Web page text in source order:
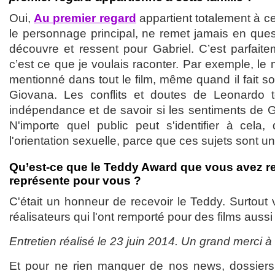
Oui, Au premier regard appartient totalement à
le personnage principal, ne remet jamais en
découvre et ressent pour Gabriel. C’est
c’est ce que je voulais raconter. Par exemple, le
mentionné dans tout le film, même quand il fait
Giovana. Les conflits et doutes de Leonardo
indépendance et de savoir si les sentiments de
N'importe quel public peut s'identifier à
l'orientation sexuelle, parce que ces sujets sont
Qu’est-ce que le Teddy Award que vous avez
représente pour vous ?
C'était un honneur de recevoir le Teddy.
réalisateurs qui l'ont remporté pour des films
Entretien réalisé le 23 juin 2014. Un grand merci
Et pour ne rien manquer de nos news,